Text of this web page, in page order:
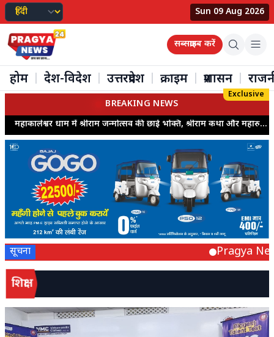
Sun 09 Aug 2026
सब्सक्राइब करें
होम देश-विदेश उत्तरप्रदेश क्राइम प्रशासन
BREAKING NEWS
Exclusive
महाकालेश्वर धाम में श्रीराम जन्मोत्सव की छाई भक्ति, श्रीराम कथा और महारुद्राभिषेक में उमड़ी श्रद्धालुओं की भीड़
सूचना Pragya
शिक्षा